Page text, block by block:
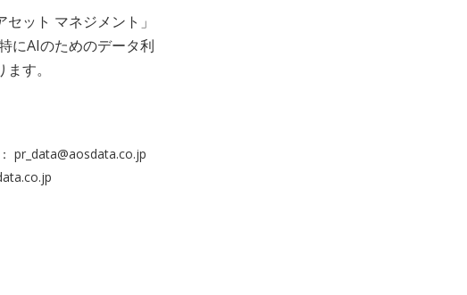
ット マネジメント」
にAIのためのデータ利
す。
pr_data@aosdata.co.jp